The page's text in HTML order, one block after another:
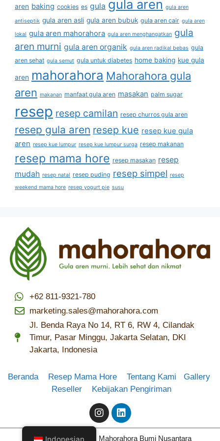
aren baking cookies es gula gula aren gula aren
antiseptik gula aren asli gula aren bubuk gula aren cair gula aren
lokal gula aren mahorahora gula aren menghangatkan gula
aren murni gula aren organik gula aren radikal bebas gula
aren sehat gula semut gula untuk diabetes home baking kue gula
aren mahorahora Mahorahora gula
aren makanan manfaat gula aren masakan palm sugar
resep resep camilan resep churros gula aren
resep gula aren resep kue resep kue gula
aren resep kue lumpur resep kue lumpur surga resep makanan
resep mama hore resep masakan resep
mudah resep natal resep puding resep simpel resep
weekend mama hore resep yogurt pie susu
+62 811-9321-780
marketing.sales@mahorahora.com
Jl. Benda Raya No 14, RT 6, RW 4, Cilandak
Timur, Pasar Minggu, Jakarta Selatan, DKI
Jakarta, Indonesia
Beranda Resep Mama Hore Tentang Kami
Gallery
Reseller
Kebijakan Pengiriman
Copyright © 2024 PT. Mahorahora Bumi Nusantara